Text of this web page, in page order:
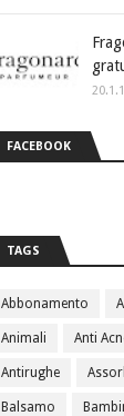
FACEBOOK
TAGS
Abbonamento
Animali Anti
Antirughe
Balsamo